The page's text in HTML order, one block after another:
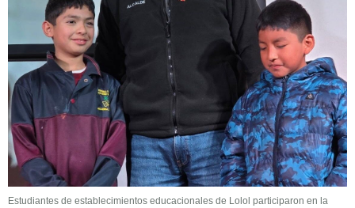
Estudiantes de establecimientos educacionales de Lolol participaron en la